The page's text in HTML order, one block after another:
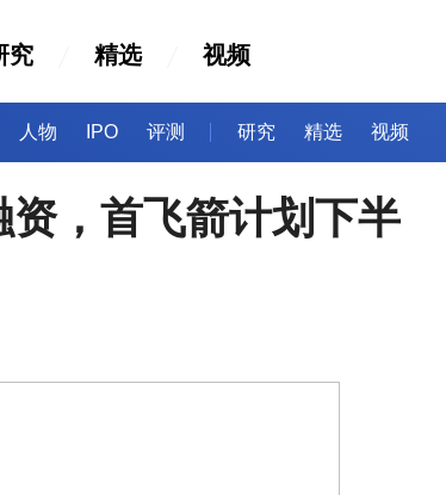
究 精选 视频
人物 IPO 评测 研究 精选 视频
，首飞箭计划下半